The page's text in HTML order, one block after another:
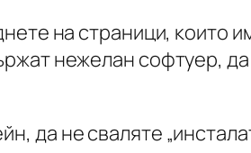
на страници, които
нежелан софтуер,
да не сваляте